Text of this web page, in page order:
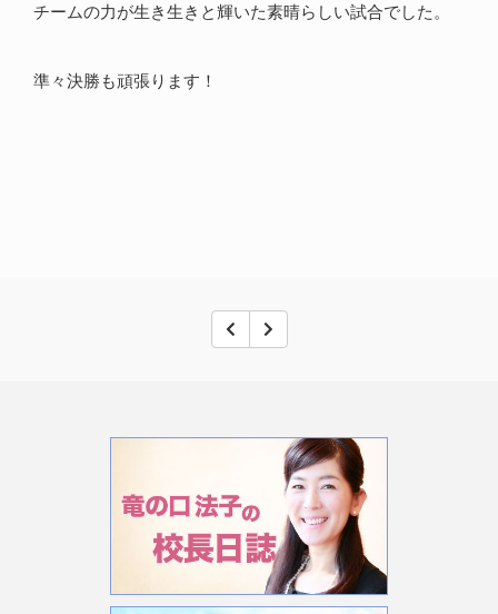
チームの力が生き生きと輝いた素晴らしい試合でした。
準々決勝も頑張ります！